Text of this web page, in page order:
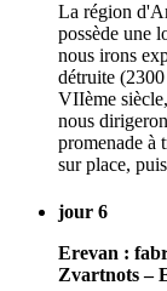
La région
possède une
nous irons
détruite
VIIème
nous
promenade à
sur place,
jour 6
Erevan :
Zvartnots –